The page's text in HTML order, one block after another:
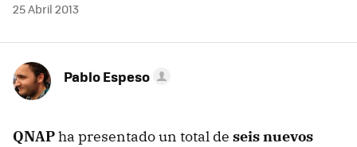
25 Abril 2013
Pablo Espeso
QNAPha presentado un total de seis nuevos